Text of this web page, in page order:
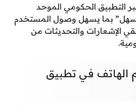
التطبيق الحكومي الموحد
“سهل” بما يسهل وصول المستخدم
الإشعارات والتحديثات من
الهاتف في تطبيق